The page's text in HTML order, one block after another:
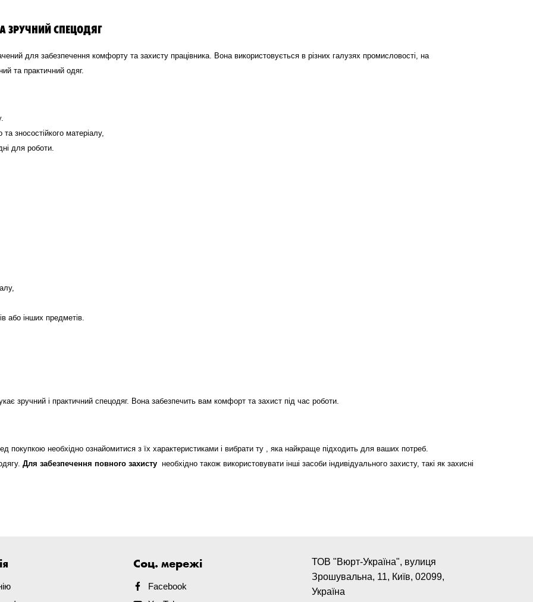
ЗРУЧНИЙ СПЕЦОДЯГ
для забезпечення комфорту та захисту працівника. Вона використовується в різних галузях промисловості, на
та практичний одяг.
зносостійкого матеріалу,
для роботи.
або інших предметів.
зручний і практичний спецодяг. Вона забезпечить вам комфорт та захист під час роботи.
покупкою необхідно ознайомитися з їх характеристиками і вибрати ту , яка найкраще підходить для ваших потреб.
Для забезпечення повного захисту необхідно також використовувати інші засоби індивідуального захисту, такі як захисні
Соц. мережі
Facebook
ТОВ "Вюрт-Україна", вулиця
Зрошувальна, 11, Київ, 02099,
Україна